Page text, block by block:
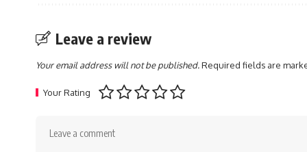
Leave a review
Your email address will not be published.Required fields are
Your Rating